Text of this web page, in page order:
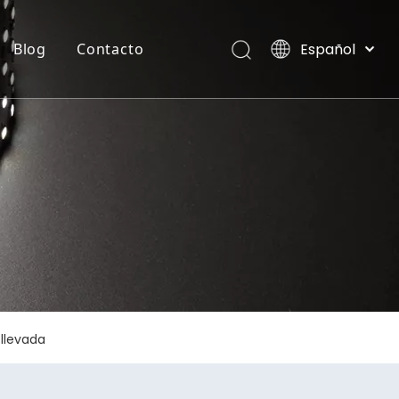
Blog Contacto
Español
العربية